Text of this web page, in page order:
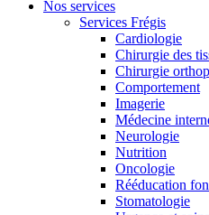
Nos services
Services Frégis
Cardiologie
Chirurgie des
Chirurgie
Comportement
Imagerie
Médecine
Neurologie
Nutrition
Oncologie
Rééducation
Stomatologie